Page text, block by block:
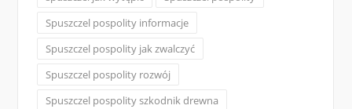
Spuszczel pospolity informacje
Spuszczel pospolity jak zwalczyć
Spuszczel pospolity rozwój
Spuszczel pospolity szkodnik drewna